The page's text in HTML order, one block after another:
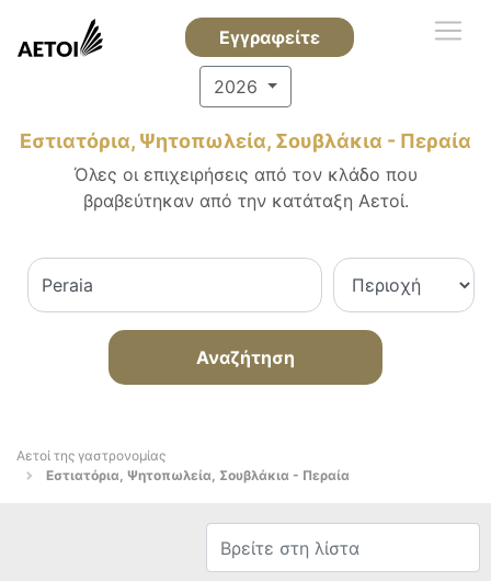
Εγγραφείτε
2026
Εστιατόρια, Ψητοπωλεία, Σουβλάκια - Περαία
Όλες οι επιχειρήσεις από τον κλάδο που
βραβεύτηκαν από την κατάταξη Αετοί.
Αναζήτηση
Αετοί της γαστρονομίας
Εστιατόρια, Ψητοπωλεία, Σουβλάκια - Περαία